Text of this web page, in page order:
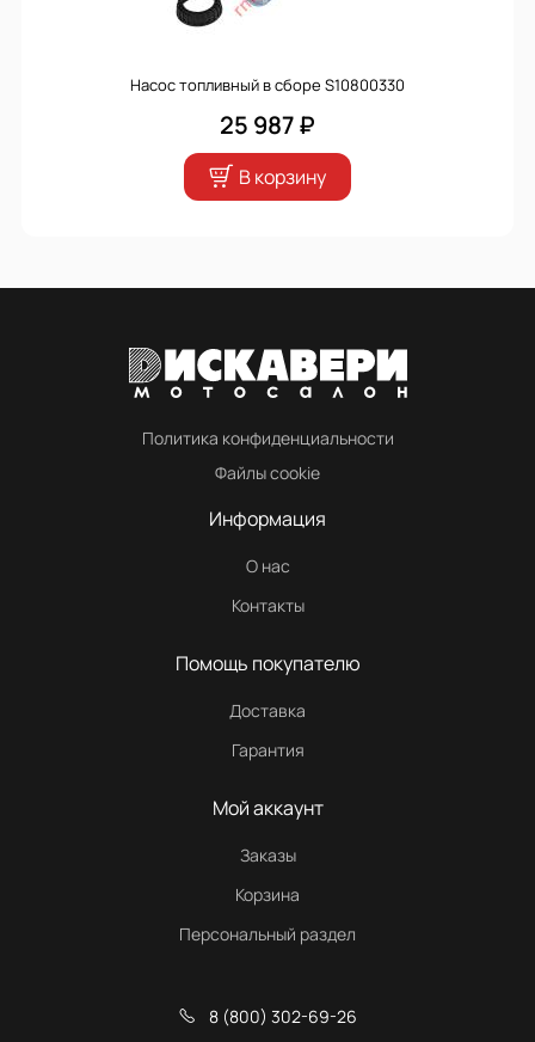
Насос топливный в сборе S10800330
25 987 ₽
В корзину
Политика конфиденциальности
Файлы cookie
Информация
О нас
Контакты
Помощь покупателю
Доставка
Гарантия
Мой аккаунт
Заказы
Корзина
Персональный раздел
8 (800) 302-69-26